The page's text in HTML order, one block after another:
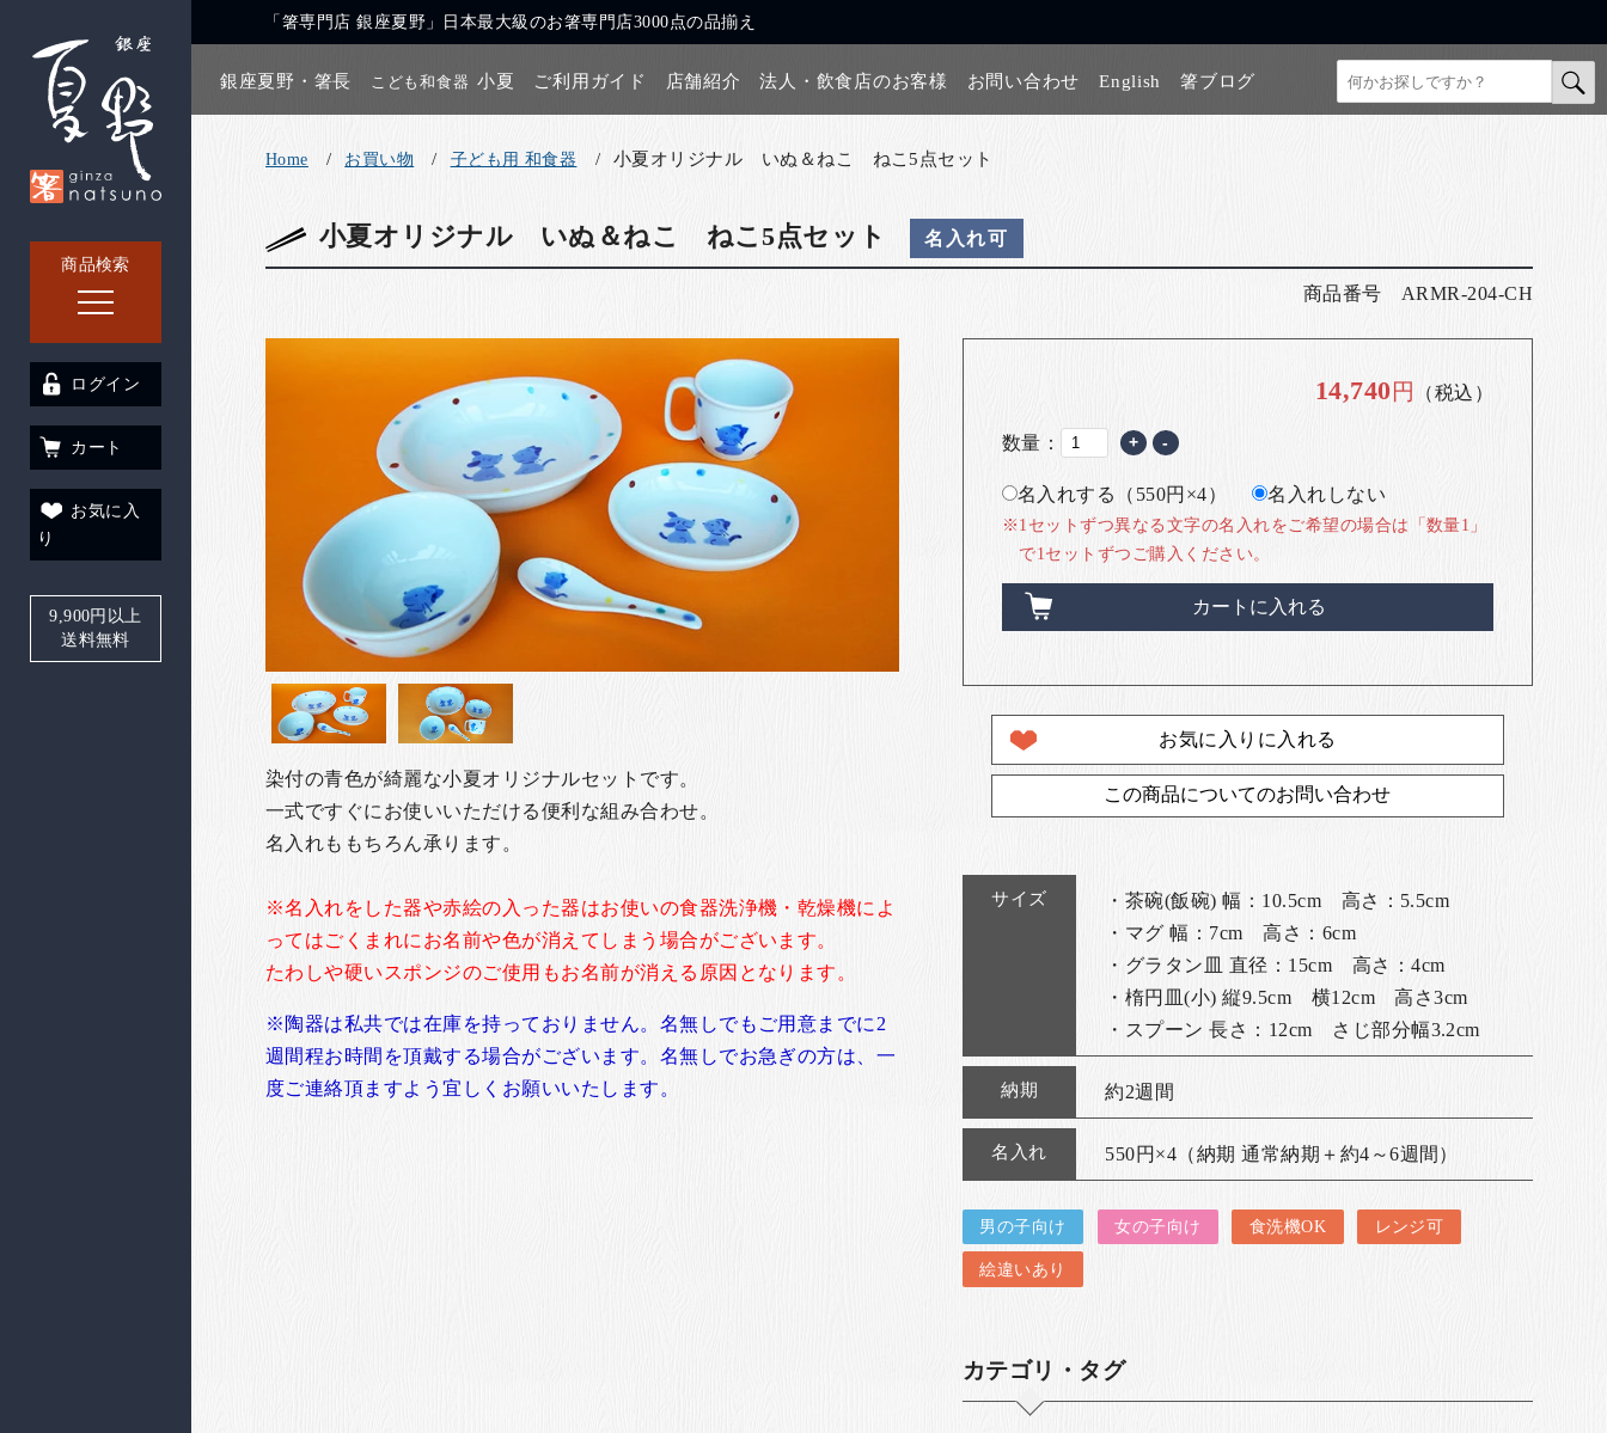
商品検索
「箸専門店 銀座夏野」日本最大級のお箸専門店3000点の品揃え
銀座夏野・箸長 こども和食器 小夏 ご利用ガイド 店舗紹介 法人・飲食店のお客様 お問い合わせ English 箸ブログ
ログイン
カート
お気に入
り
9,900円以上
送料無料
Home お買い物 子ども用 和食器 小夏オリジナル いぬ＆ねこ ねこ5点セット
小夏オリジナル いぬ＆ねこ ねこ5点セット 名入れ可
商品番号 ARMR-204-CH
染付の青色が綺麗な小夏オリジナルセットです。
一式ですぐにお使いいただける便利な組み合わせ。
名入れももちろん承ります。
※名入れをした器や赤絵の入った器はお使いの食器洗浄機・乾燥機によ
ってはごくまれにお名前や色が消えてしまう場合がございます。
たわしや硬いスポンジのご使用もお名前が消える原因となります。
※陶器は私共では在庫を持っておりません。名無しでもご用意までに2
週間程お時間を頂戴する場合がございます。名無しでお急ぎの方は、一
度ご連絡頂ますよう宜しくお願いいたします。
14,740円 （税込）
数量： + -
名入れする（550円×4） 名入れしない
※1セットずつ異なる文字の名入れをご希望の場合は「数量1」
で1セットずつご購入ください。
カートに入れる
お気に入りに入れる
この商品についてのお問い合わせ
サイズ
・茶碗(飯碗) 幅：10.5cm 高さ：5.5cm
・マグ 幅：7cm 高さ：6cm
・グラタン皿 直径：15cm 高さ：4cm
・楕円皿(小) 縦9.5cm 横12cm 高さ3cm
・スプーン 長さ：12cm さじ部分幅3.2cm
納期 約2週間
名入れ 550円×4（納期 通常納期＋約4～6週間）
男の子向け 女の子向け 食洗機OK レンジ可
絵違いあり
カテゴリ・タグ